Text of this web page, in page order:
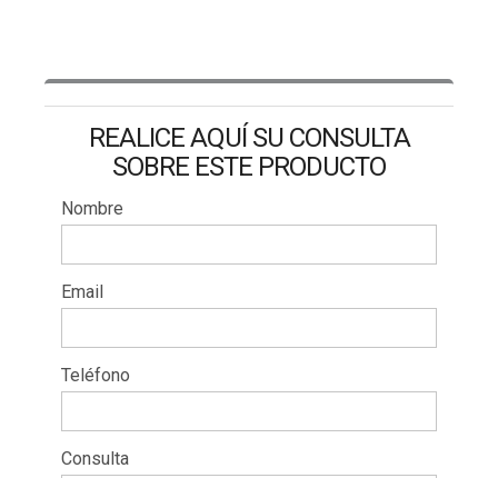
REALICE AQUÍ SU CONSULTA
SOBRE ESTE PRODUCTO
Nombre
Email
Teléfono
Consulta